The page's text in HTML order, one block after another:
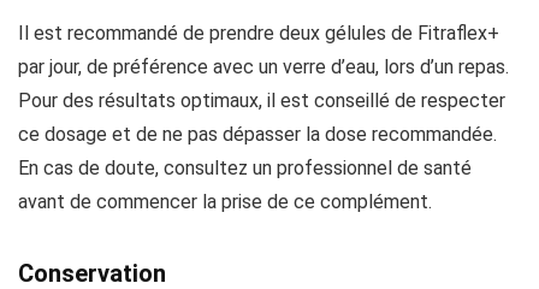
Il est recommandé de prendre deux gélules de Fitraflex+
par jour, de préférence avec un verre d’eau, lors d’un repas.
Pour des résultats optimaux, il est conseillé de respecter
ce dosage et de ne pas dépasser la dose recommandée.
En cas de doute, consultez un professionnel de santé
avant de commencer la prise de ce complément.
Conservation